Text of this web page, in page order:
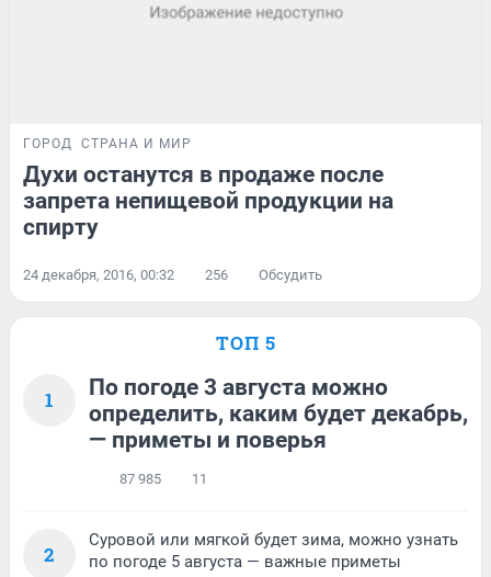
ГОРОД СТРАНА И МИР
Духи останутся в продаже после
запрета непищевой продукции на
спирту
24 декабря, 2016, 00:32 256 Обсудить
ТОП 5
1
По погоде 3 августа можно
определить, каким будет декабрь,
— приметы и поверья
87 985 11
2
Суровой или мягкой будет зима, можно узнать
по погоде 5 августа — важные приметы